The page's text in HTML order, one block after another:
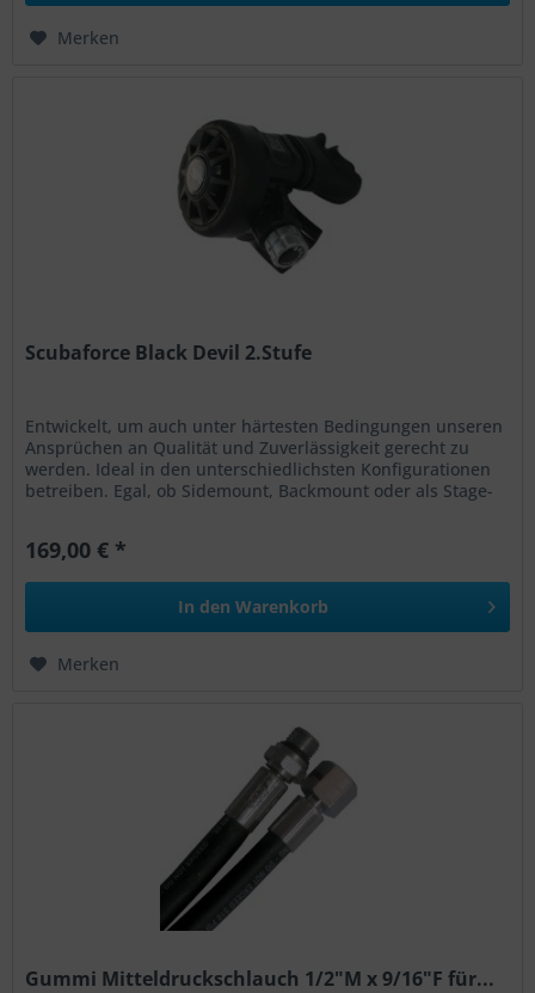
Merken
Scubaforce Black Devil 2.Stufe
Entwickelt, um auch unter härtesten Bedingungen unseren
Ansprüchen an Qualität und Zuverlässigkeit gerecht zu
werden. Ideal in den unterschiedlichsten Konfigurationen
betreiben. Egal, ob Sidemount, Backmount oder als Stage-
169,00 € *
In den Warenkorb
Merken
Gummi Mitteldruckschlauch 1/2"M x 9/16"F für...